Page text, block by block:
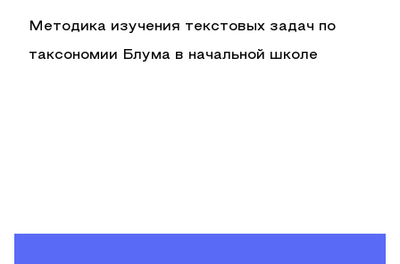
Методика изучения текстовых задач по
таксономии Блума в начальной школе